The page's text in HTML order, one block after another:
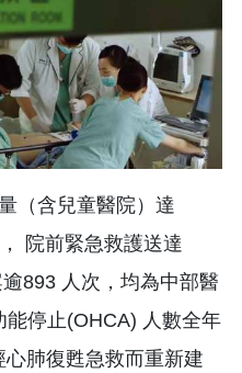
（含兒童醫院）達
院前緊急救護送達
893 人次，均為中部醫
停止(OHCA) 人數全年
肺復甦急救而重新建